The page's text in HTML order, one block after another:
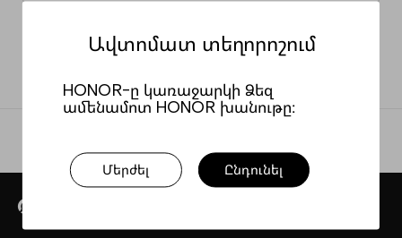
Ավտոմատ տեղորոշում
HONOR-ը կառաջարկի Ձեզ
ամենամոտ HONOR խանութը։
Մերժել Ընդունել
Մոտակա